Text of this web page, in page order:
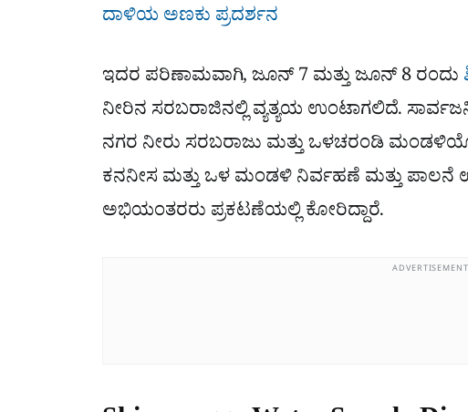
ದಾಳಿಯ ಅಣಕು ಪ್ರದರ್ಶನ
ಇದರ ಪರಿಣಾಮವಾಗಿ, ಜೂನ್ 7 ಮತ್ತು ಜೂನ್ 8 ರಂದು
ನೀರಿನ ಸರಬರಾಜಿನಲ್ಲಿ ವ್ಯತ್ಯಯ ಉಂಟಾಗಲಿದೆ.
ನಗರ ನೀರು ಸರಬರಾಜು ಮತ್ತು ಒಳಚರಂಡಿ
ಕನನೀಸ ಮತ್ತು ಒಳ ಮಂಡಳಿ ನಿರ್ವಹಣೆ ಮತ್ತು
ಅಭಿಯಂತರರು ಪ್ರಕಟಣೆಯಲ್ಲಿ ಕೋರಿದ್ದಾರೆ.
ADVERTISEMENT